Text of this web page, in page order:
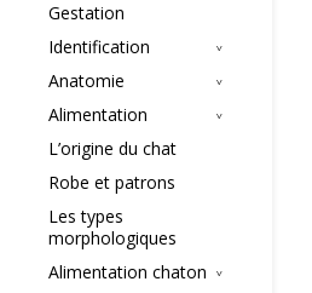
Gestation
Identification
Anatomie
Alimentation
L’origine du chat
Robe et patrons
Les types
morphologiques
Alimentation chaton